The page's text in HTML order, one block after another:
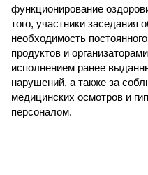
функционирование
того, участники заседания
необходимость
продуктов и
исполнением ранее
нарушений, а также за
медицинских осмотров и
персоналом.